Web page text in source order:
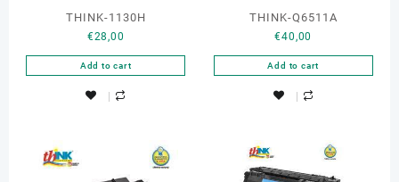
THINK-1130H
€28,00
Add to cart
THINK-Q6511A
€40,00
Add to cart